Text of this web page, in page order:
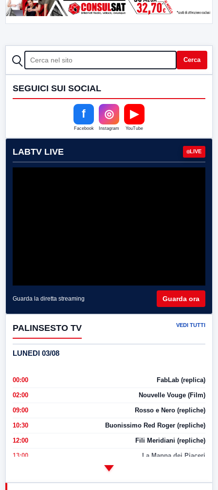
CERCA Cerca
SEGUICI SUI SOCIAL
f
Facebook
◎
Instagram
▶
YouTube
LABTV LIVE LIVE
Guarda la diretta streaming Guarda ora
PALINSESTO TV VEDI TUTTI
LUNEDI 03/08
00:00 FabLab (replica)
02:00 Nouvelle Vouge (Film)
09:00 Rosso e Nero (repliche)
10:30 Buonissimo Red Roger (repliche)
12:00 Fili Meridiani (repliche)
13:00 La Mappa dei Piaceri